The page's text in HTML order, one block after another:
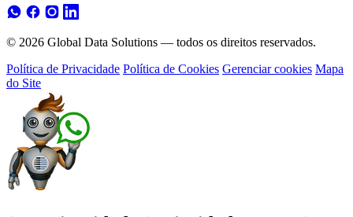
© 2026 Global Data Solutions — todos os direitos reservados.
Política de Privacidade Política de Cookies Gerenciar cookies Mapa
do Site